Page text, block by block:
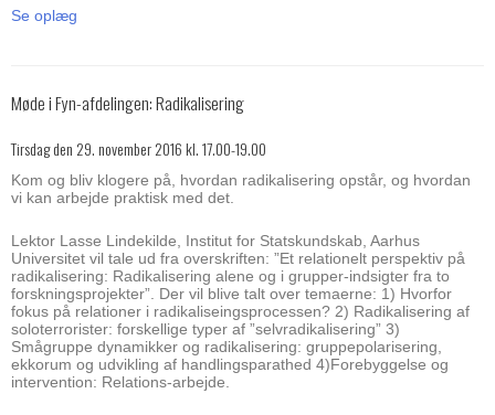
Se oplæg
Møde i Fyn-afdelingen: Radikalisering
Tirsdag den 29. november 2016 kl. 17.00-19.00
Kom og bliv klogere på, hvordan radikalisering opstår, og hvordan
vi kan arbejde praktisk med det.
Lektor Lasse Lindekilde, Institut for Statskundskab, Aarhus
Universitet vil tale ud fra overskriften: ”Et relationelt perspektiv på
radikalisering: Radikalisering alene og i grupper-indsigter fra to
forskningsprojekter”. Der vil blive talt over temaerne: 1) Hvorfor
fokus på relationer i radikaliseingsprocessen? 2) Radikalisering af
soloterrorister: forskellige typer af ”selvradikalisering” 3)
Smågruppe dynamikker og radikalisering: gruppepolarisering,
ekkorum og udvikling af handlingsparathed 4)Forebyggelse og
intervention: Relations-arbejde.